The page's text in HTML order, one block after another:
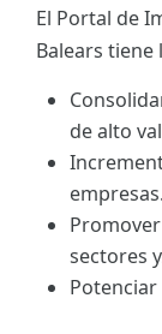
El Portal de
Balears
de alto
empresas.
sectores